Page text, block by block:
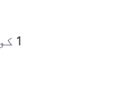
1 کورنتیانو 9:24 واعظ 9:11